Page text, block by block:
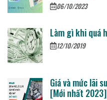
06/10/2023
Làm gì khi quá
12/10/2019
Giá và mức lãi
[Mới nhất 2023]